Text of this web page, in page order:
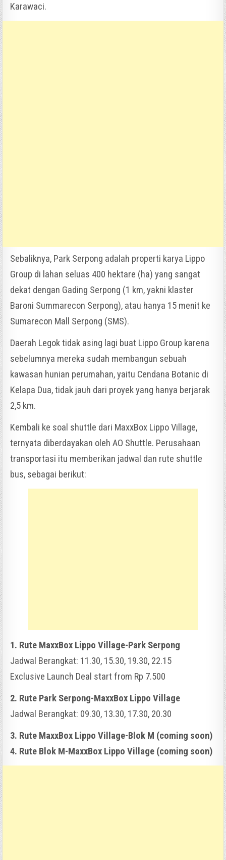
Karawaci.
Sebaliknya, Park Serpong adalah properti karya Lippo
Group di lahan seluas 400 hektare (ha) yang sangat
dekat dengan Gading Serpong (1 km, yakni klaster
Baroni Summarecon Serpong), atau hanya 15 menit ke
Sumarecon Mall Serpong (SMS).
Daerah Legok tidak asing lagi buat Lippo Group karena
sebelumnya mereka sudah membangun sebuah
kawasan hunian perumahan, yaitu Cendana Botanic di
Kelapa Dua, tidak jauh dari proyek yang hanya berjarak
2,5 km.
Kembali ke soal shuttle dari MaxxBox Lippo Village,
ternyata diberdayakan oleh AO Shuttle. Perusahaan
transportasi itu memberikan jadwal dan rute shuttle
bus, sebagai berikut:
1. Rute MaxxBox Lippo Village-Park Serpong
Jadwal Berangkat: 11.30, 15.30, 19.30, 22.15
Exclusive Launch Deal start from Rp 7.500
2. Rute Park Serpong-MaxxBox Lippo Village
Jadwal Berangkat: 09.30, 13.30, 17.30, 20.30
3. Rute MaxxBox Lippo Village-Blok M (coming soon)
4. Rute Blok M-MaxxBox Lippo Village (coming soon)